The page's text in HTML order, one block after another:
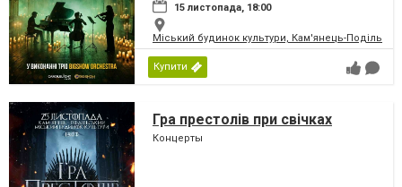
15 листопада, 18:00
Міський будинок культури, Кам'янець-
Купити
Гра престолів при свічках
Концерты